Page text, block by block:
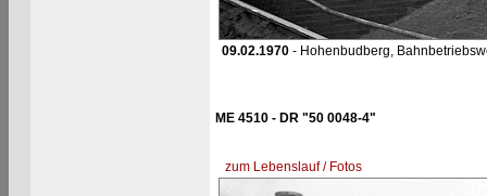
09.02.1970- Hohenbudberg,
ME 4510 - DR "50 0048-4"
zum Lebenslauf / Fotos